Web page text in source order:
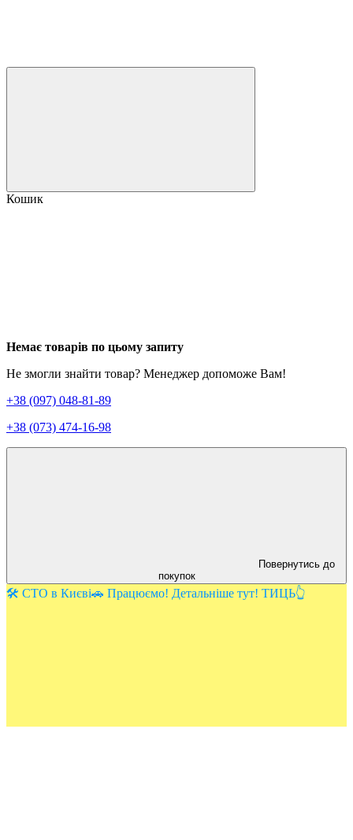
Кошик
Немає товарів по цьому запиту
Не змогли знайти товар? Менеджер допоможе Вам!
+38 (097) 048-81-89
+38 (073) 474-16-98
Повернутись до
покупок
🛠️ СТО в Києві🚗 Працюємо! Детальніше тут! ТИЦЬ👆